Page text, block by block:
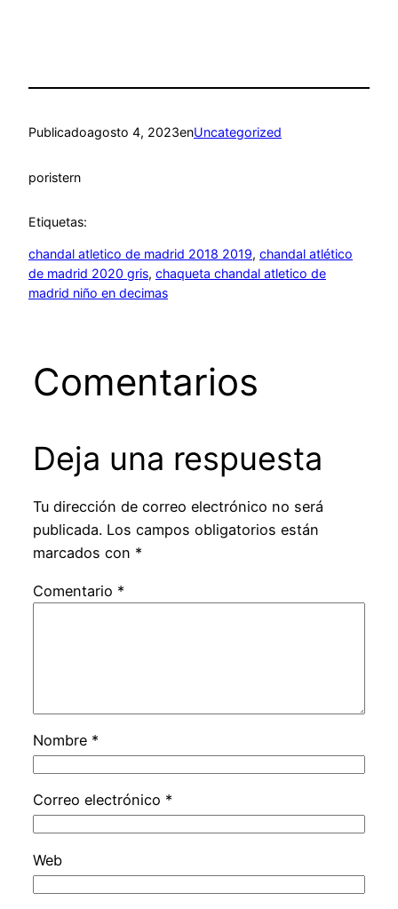
Publicadoagosto 4, 2023enUncategorized
poristern
Etiquetas:
chandal atletico de madrid 2018 2019, chandal atlético
de madrid 2020 gris, chaqueta chandal atletico de
madrid niño en decimas
Comentarios
Deja una respuesta
Tu dirección de correo electrónico no será
publicada. Los campos obligatorios están
marcados con *
Comentario *
Nombre *
Correo electrónico *
Web